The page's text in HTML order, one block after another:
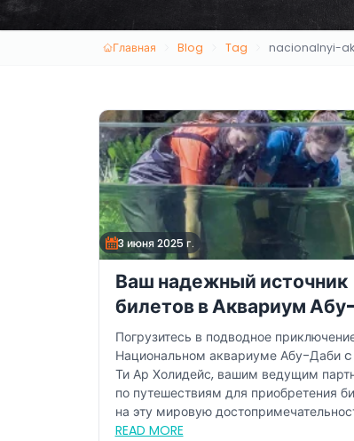
Главная Blog Tag nacionalnyi-
3 июня 2025 г.
Ваш надежный источник
билетов в Аквариум Абу-
Даби
Погрузитесь в подводное
Национальном аквариуме Абу-Даби
Ти Ар Холидейс, вашим ведущим
по путешествиям для приобретения
на эту мировую
Как...
READ MORE